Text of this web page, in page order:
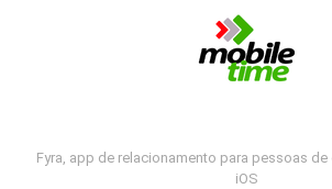
Fyra, app de relacionamento para pessoas
iOS